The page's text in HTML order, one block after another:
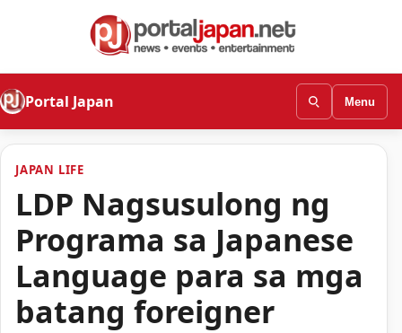
Portal Japan Menu
JAPAN LIFE
LDP Nagsusulong ng
Programa sa Japanese
Language para sa mga
batang foreigner